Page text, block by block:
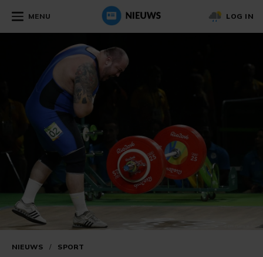
MENU LOG IN
NIEUWS / SPORT